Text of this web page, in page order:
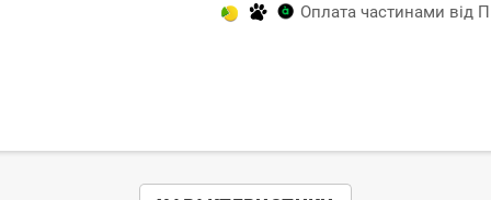
Оплата частинами від